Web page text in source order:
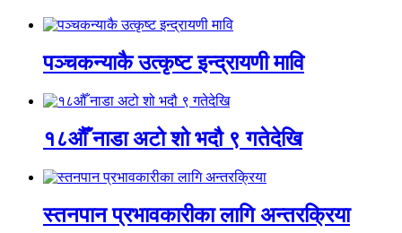
पञ्चकन्याकै उत्कृष्ट इन्द्रायणी मावि
१८औँ नाडा अटो शो भदौ ९ गतेदेखि
स्तनपान प्रभावकारीका लागि अन्तरक्रिया